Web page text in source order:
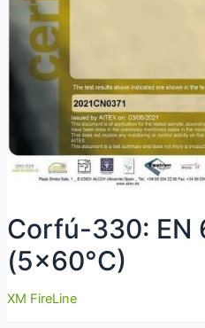
Corfú-330: EN
(5×60°C)
XM FireLine